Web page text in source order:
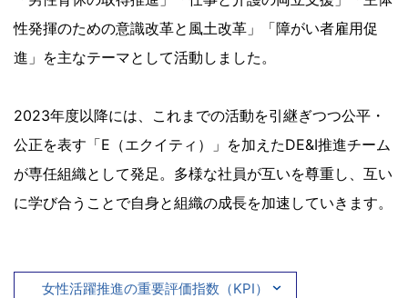
性発揮のための意識改革と風土改革」「障がい者雇用促
進」を主なテーマとして活動しました。
2023年度以降には、これまでの活動を引継ぎつつ公平・
公正を表す「E（エクイティ）」を加えたDE&I推進チーム
が専任組織として発足。多様な社員が互いを尊重し、互い
に学び合うことで自身と組織の成長を加速していきます。
女性活躍推進の重要評価指数（KPI）